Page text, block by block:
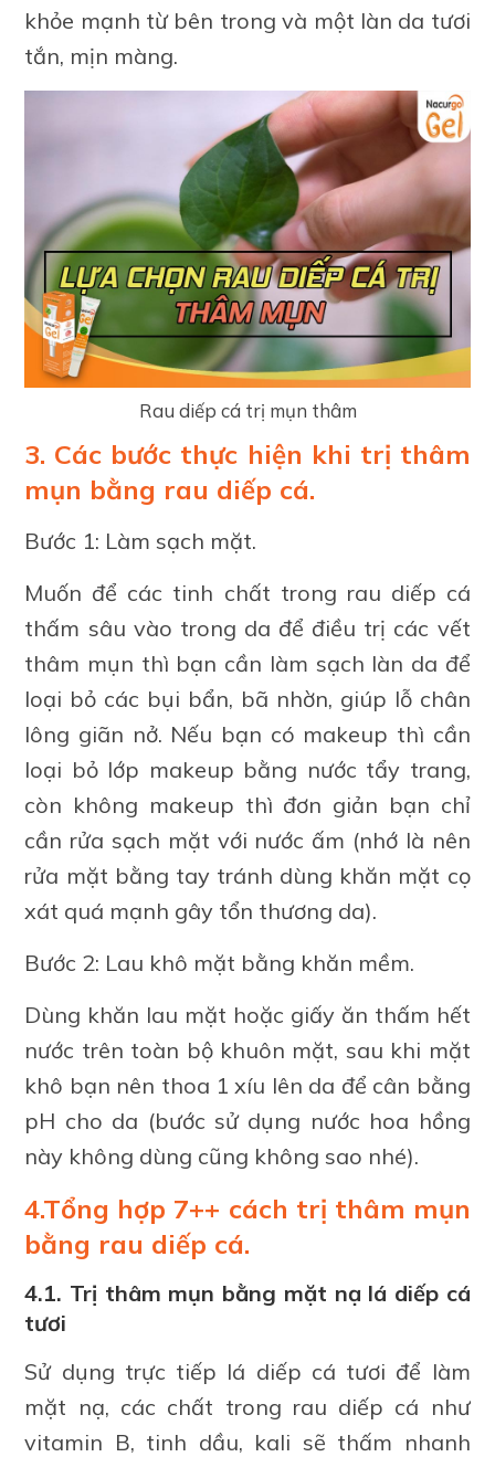
khỏe mạnh từ bên trong và một làn da tươi
tắn, mịn màng.
Rau diếp cá trị mụn thâm
3. Các bước thực hiện khi trị thâm
mụn bằng rau diếp cá.
Bước 1: Làm sạch mặt.
Muốn để các tinh chất trong rau diếp cá
thấm sâu vào trong da để điều trị các vết
thâm mụn thì bạn cần làm sạch làn da để
loại bỏ các bụi bẩn, bã nhờn, giúp lỗ chân
lông giãn nở. Nếu bạn có makeup thì cần
loại bỏ lớp makeup bằng nước tẩy trang,
còn không makeup thì đơn giản bạn chỉ
cần rửa sạch mặt với nước ấm (nhớ là nên
rửa mặt bằng tay tránh dùng khăn mặt cọ
xát quá mạnh gây tổn thương da).
Bước 2: Lau khô mặt bằng khăn mềm.
Dùng khăn lau mặt hoặc giấy ăn thấm hết
nước trên toàn bộ khuôn mặt, sau khi mặt
khô bạn nên thoa 1 xíu lên da để cân bằng
pH cho da (bước sử dụng nước hoa hồng
này không dùng cũng không sao nhé).
4.Tổng hợp 7++ cách trị thâm mụn
bằng rau diếp cá.
4.1. Trị thâm mụn bằng mặt nạ lá diếp cá
tươi
Sử dụng trực tiếp lá diếp cá tươi để làm
mặt nạ, các chất trong rau diếp cá như
vitamin B, tinh dầu, kali sẽ thấm nhanh